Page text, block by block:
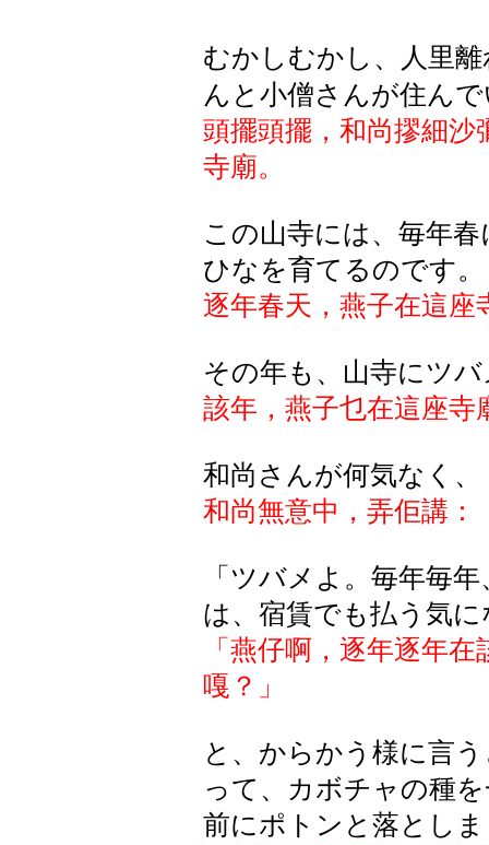
むかしむかし、人里
んと小僧さんが住ん
頭擺頭擺，和尚摎細沙
寺廟。
この山寺には、毎年
ひなを育てるのです。
逐年春天，燕子在這座
その年も、山寺にツ
該年，燕子乜在這座寺
和尚さんが何気なく、
和尚無意中，弄佢講：
「ツバメよ。毎年毎
は、宿賃でも払う気
「燕仔啊，逐年逐年
嘎？」
と、からかう様に言
って、カボチャの種
前にポトンと落とし